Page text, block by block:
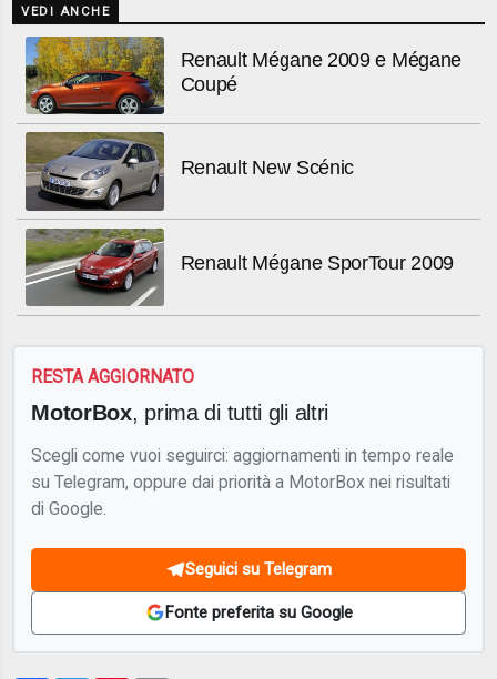
VEDI ANCHE
Renault Mégane 2009 e Mégane
Coupé
Renault New Scénic
Renault Mégane SporTour 2009
RESTA AGGIORNATO
MotorBox, prima di tutti gli altri
Scegli come vuoi seguirci: aggiornamenti in tempo reale
su Telegram, oppure dai priorità a MotorBox nei risultati
di Google.
Seguici su Telegram
Fonte preferita su Google